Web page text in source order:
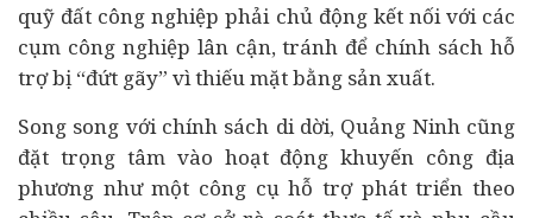
quỹ đất công nghiệp phải chủ động kết nối với các
cụm công nghiệp lân cận, tránh để chính sách hỗ
trợ bị “đứt gãy” vì thiếu mặt bằng sản xuất.
Song song với chính sách di dời, Quảng Ninh cũng
đặt trọng tâm vào hoạt động khuyến công địa
phương như một công cụ hỗ trợ phát triển theo